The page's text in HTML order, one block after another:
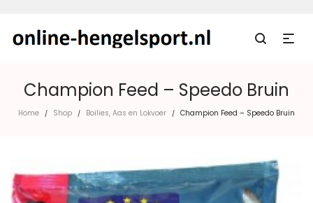
Champion Feed – Speedo Bruin
Home / Shop / Boilies, Aas en Lokvoer / Champion Feed – Speedo Bruin